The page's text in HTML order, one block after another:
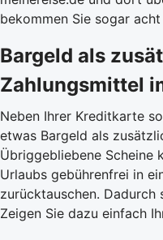
bekommen Sie sogar
Bargeld als
Zahlungsmittel
Neben Ihrer Kreditkarte
etwas Bargeld als
Übriggebliebene Scheine
Urlaubs gebührenfrei in
zurücktauschen. Dadurch
Zeigen Sie dazu einfach